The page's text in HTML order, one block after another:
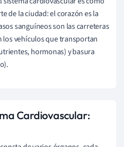
de la ciudad: el corazón es la
sanguíneos son las carreteras
los vehículos que transportan
hormonas) y basura
Cardiovascular: